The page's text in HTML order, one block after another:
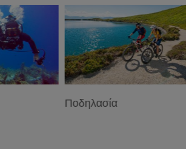
Ποδηλασία